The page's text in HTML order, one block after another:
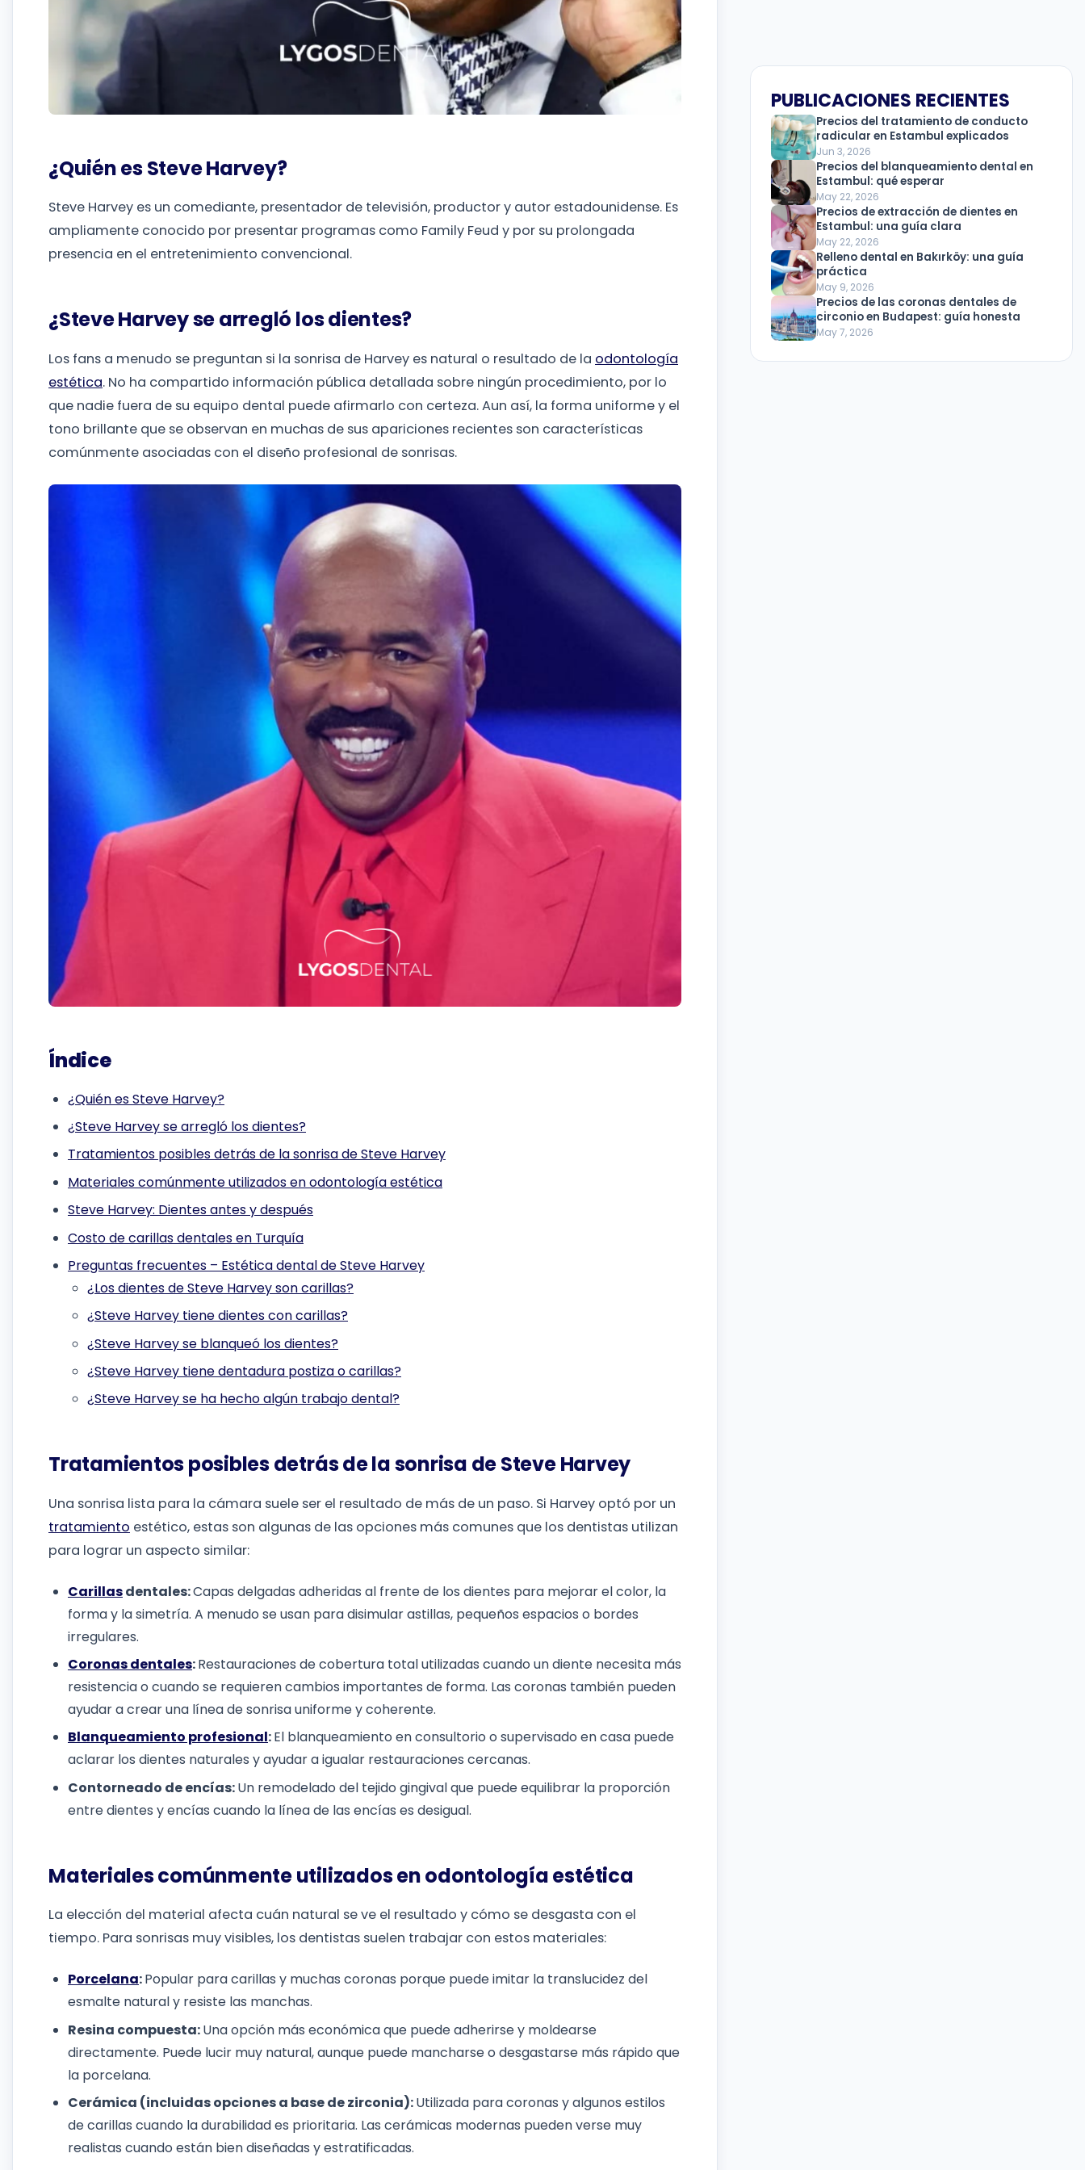
¿Quién es Steve Harvey?
Steve Harvey es un comediante, presentador de televisión, productor y autor estadounidense. Es
ampliamente conocido por presentar programas como Family Feud y por su prolongada
presencia en el entretenimiento convencional.
¿Steve Harvey se arregló los dientes?
Los fans a menudo se preguntan si la sonrisa de Harvey es natural o resultado de la odontología
estética. No ha compartido información pública detallada sobre ningún procedimiento, por lo
que nadie fuera de su equipo dental puede afirmarlo con certeza. Aun así, la forma uniforme y el
tono brillante que se observan en muchas de sus apariciones recientes son características
comúnmente asociadas con el diseño profesional de sonrisas.
Índice
¿Quién es Steve Harvey?
¿Steve Harvey se arregló los dientes?
Tratamientos posibles detrás de la sonrisa de Steve Harvey
Materiales comúnmente utilizados en odontología estética
Steve Harvey: Dientes antes y después
Costo de carillas dentales en Turquía
Preguntas frecuentes – Estética dental de Steve Harvey
¿Los dientes de Steve Harvey son carillas?
¿Steve Harvey tiene dientes con carillas?
¿Steve Harvey se blanqueó los dientes?
¿Steve Harvey tiene dentadura postiza o carillas?
¿Steve Harvey se ha hecho algún trabajo dental?
Tratamientos posibles detrás de la sonrisa de Steve Harvey
Una sonrisa lista para la cámara suele ser el resultado de más de un paso. Si Harvey optó por un
tratamiento estético, estas son algunas de las opciones más comunes que los dentistas utilizan
para lograr un aspecto similar:
Carillasdentales:Capas delgadas adheridas al frente de los dientes para mejorar el color, la
forma y la simetría. A menudo se usan para disimular astillas, pequeños espacios o bordes
irregulares.
Coronas dentales:Restauraciones de cobertura total utilizadas cuando un diente necesita más
resistencia o cuando se requieren cambios importantes de forma. Las coronas también pueden
ayudar a crear una línea de sonrisa uniforme y coherente.
Blanqueamiento profesional:El blanqueamiento en consultorio o supervisado en casa puede
aclarar los dientes naturales y ayudar a igualar restauraciones cercanas.
Contorneado de encías:Un remodelado del tejido gingival que puede equilibrar la proporción
entre dientes y encías cuando la línea de las encías es desigual.
Materiales comúnmente utilizados en odontología estética
La elección del material afecta cuán natural se ve el resultado y cómo se desgasta con el
tiempo. Para sonrisas muy visibles, los dentistas suelen trabajar con estos materiales:
Porcelana:Popular para carillas y muchas coronas porque puede imitar la translucidez del
esmalte natural y resiste las manchas.
Resina compuesta:Una opción más económica que puede adherirse y moldearse
directamente. Puede lucir muy natural, aunque puede mancharse o desgastarse más rápido que
la porcelana.
Cerámica (incluidas opciones a base de zirconia):Utilizada para coronas y algunos estilos
de carillas cuando la durabilidad es prioritaria. Las cerámicas modernas pueden verse muy
realistas cuando están bien diseñadas y estratificadas.
PUBLICACIONES RECIENTES
Precios del tratamiento de conducto
radicular en Estambul explicados
Jun 3, 2026
Precios del blanqueamiento dental en
Estambul: qué esperar
May 22, 2026
Precios de extracción de dientes en
Estambul: una guía clara
May 22, 2026
Relleno dental en Bakırköy: una guía
práctica
May 9, 2026
Precios de las coronas dentales de
circonio en Budapest: guía honesta
May 7, 2026